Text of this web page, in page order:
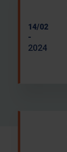
14/02
-
2024